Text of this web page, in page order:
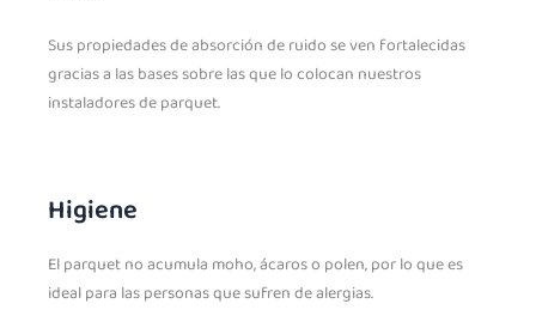
Sus propiedades de absorción de ruido se ven fortalecidas
gracias a las bases sobre las que lo colocan nuestros
instaladores de parquet.
Higiene
El parquet no acumula moho, ácaros o polen, por lo que es
ideal para las personas que sufren de alergias.